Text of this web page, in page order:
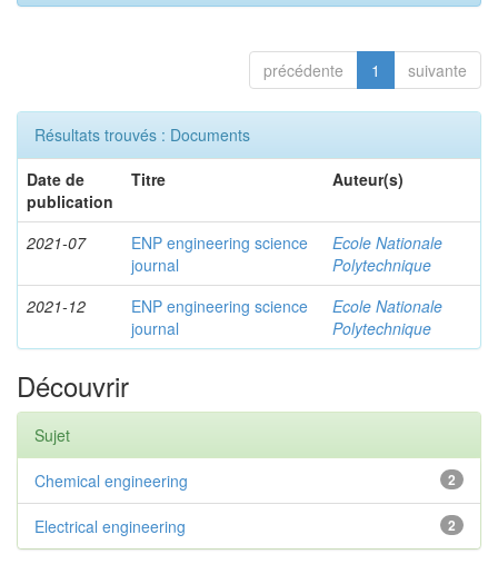
précédente 1 suivante
Résultats trouvés : Documents
Date de
publication
Titre Auteur(s)
2021-07
ENP engineering science
journal
Ecole Nationale
Polytechnique
2021-12
ENP engineering science
journal
Ecole Nationale
Polytechnique
Découvrir
Sujet
2
Chemical engineering
2
Electrical engineering